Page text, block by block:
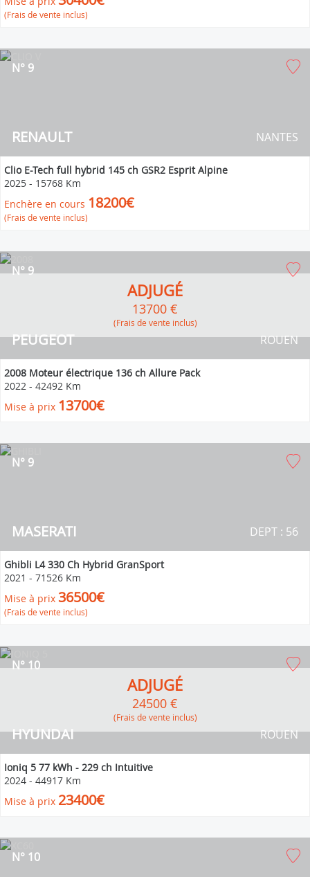
(Frais de vente inclus)
RENAULT
N° 9
NANTES
Clio E-Tech full hybrid 145 ch GSR2 Esprit Alpine
2025 - 15768 Km
Enchère en cours 18200€
(Frais de vente inclus)
PEUGEOT
N° 9
ROUEN
ADJUGÉ
13700 €
(Frais de vente inclus)
2008 Moteur électrique 136 ch Allure Pack
2022 - 42492 Km
Mise à prix 13700€
MASERATI
N° 9
DEPT : 56
Ghibli L4 330 Ch Hybrid GranSport
2021 - 71526 Km
Mise à prix 36500€
(Frais de vente inclus)
HYUNDAI
N° 10
ROUEN
ADJUGÉ
24500 €
(Frais de vente inclus)
Ioniq 5 77 kWh - 229 ch Intuitive
2024 - 44917 Km
Mise à prix 23400€
N° 10